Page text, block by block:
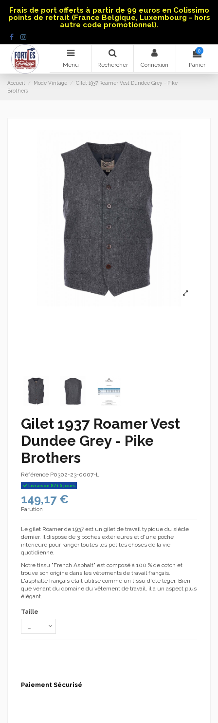
Frais de port offerts à partir de 99 euros en Colissimo
points de retrait (France Belgique, Luxembourg - hors
autre code promotionnel).
Menu Rechercher Connexion
0
Panier
Accueil Mode Vintage
Gilet 1937 Roamer Vest Dundee Grey - Pike
Brothers
Gilet 1937 Roamer Vest
Dundee Grey - Pike
Brothers
Référence P0302-23-0007-L
Livraison 8/10 jours
149,17 €
Parution
Le gilet Roamer de 1937 est un gilet de travail typique du siècle
dernier. Il dispose de 3 poches extérieures et d'une poche
intérieure pour ranger toutes les petites choses de la vie
quotidienne.
Notre tissu "French Asphalt" est composé à 100 % de coton et
trouve son origine dans les vêtements de travail français.
L'asphalte français était utilisé comme un tissu d'été léger. Bien
que venant du domaine du vêtement de travail, il a un aspect plus
élégant.
Taille
Paiement Sécurisé